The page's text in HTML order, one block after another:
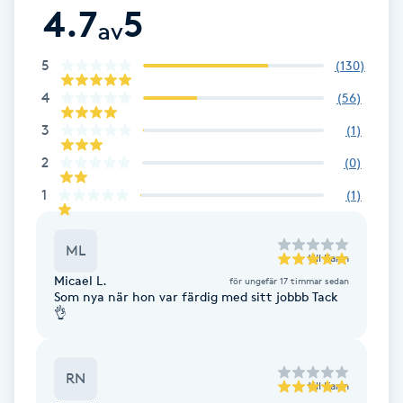
Bröllopsuppsättning
Celluliter
Coachning
Color correction
Cryoterapi
Dermapen
4.7av5
5 (130)
4 (56)
3 (1)
2 (0)
1 (1)
ML till Karin
Micael L. för ungefär 17 timmar sedan
Som nya när hon var färdig med sitt jobbb Tack
👌
RN till Karin